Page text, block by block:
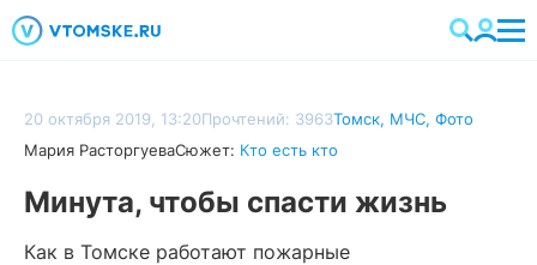
20 октября 2019, 13:20Прочтений: 3963Томск, МЧС, Фото
Мария РасторгуеваСюжет: Кто есть кто
Минута, чтобы спасти жизнь
Как в Томске работают пожарные